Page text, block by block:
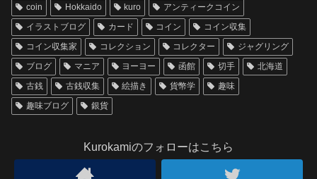
coin Hokkaido kuro
アンティークコイン
イラストブログ
カード コイン
コイン収集
コイン収集家
コレクション コレクター
ジャグリング
ブログ
マニア ヨーヨー 函館 切手
北海道
古銭
古銭収集 絵描き 貨幣学
趣味
趣味ブログ
銀貨
Kurokamiのフォローはこちら